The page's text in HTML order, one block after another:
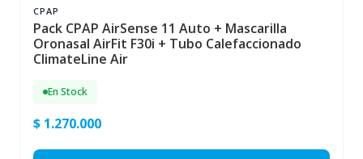
CPAP
Pack CPAP AirSense 11 Auto + Mascarilla
Oronasal AirFit F30i + Tubo Calefaccionado
ClimateLine Air
En Stock
$ 1.270.000